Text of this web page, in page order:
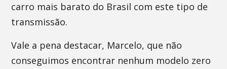
carro mais barato do Brasil com este tipo de
transmissão.
Vale a pena destacar, Marcelo, que não
conseguimos encontrar nenhum modelo zero